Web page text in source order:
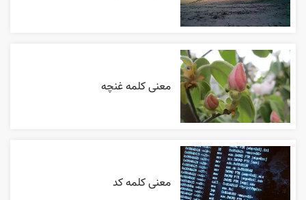
معنی کلمه غنچه
معنی کلمه کد